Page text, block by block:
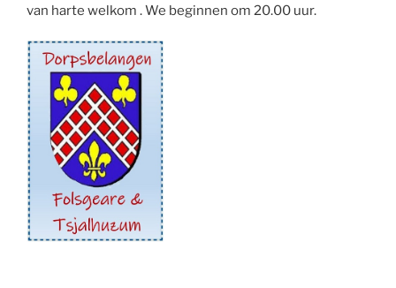
van harte welkom . We beginnen om 20.00 uur.